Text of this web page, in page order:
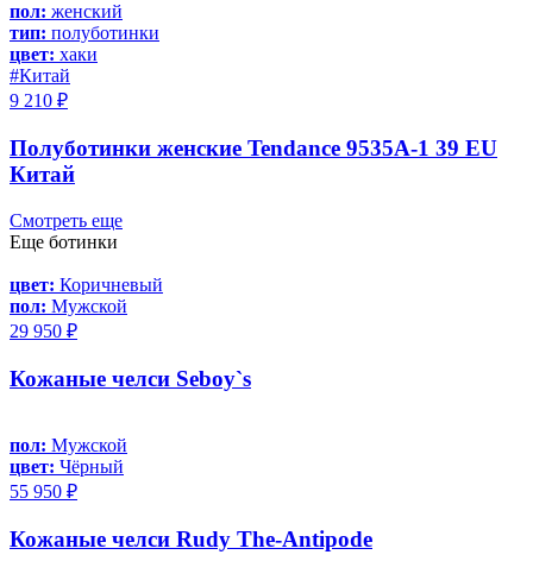
пол: женский
тип: полуботинки
цвет: хаки
#Китай
9 210 ₽
Полуботинки женские Tendance 9535A-1 39 EU
Китай
Смотреть еще
Еще ботинки
цвет: Коричневый
пол: Мужской
29 950 ₽
Кожаные челси Seboy`s
пол: Мужской
цвет: Чёрный
55 950 ₽
Кожаные челси Rudy The-Antipode